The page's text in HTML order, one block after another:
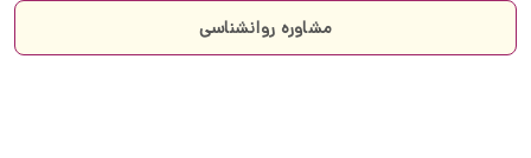
مشاوره روانشناسی